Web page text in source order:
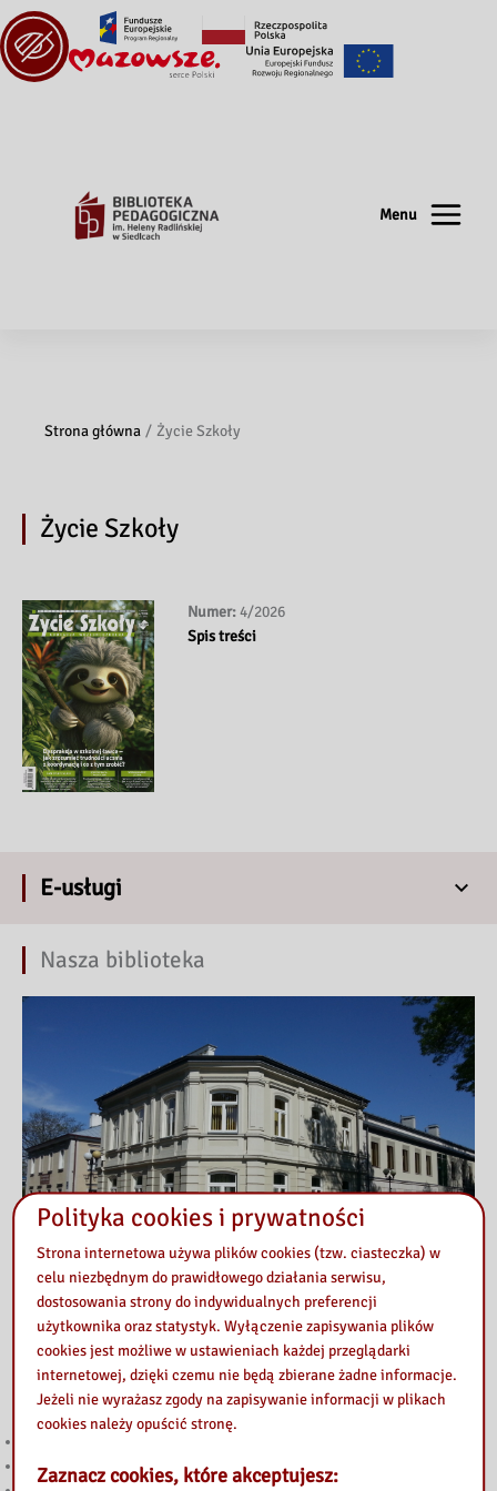
Menu
Strona główna Życie Szkoły
Życie Szkoły
Numer:4/2026
Spis treści
E-usługi
Nasza biblioteka
Przeczytaj
Głosuj w Budżecie Obywatelskim Mazowsza 2026!
Polityka cookies i prywatności
Strona internetowa używa plików cookies (tzw. ciasteczka) w
celu niezbędnym do prawidłowego działania serwisu,
dostosowania strony do indywidualnych preferencji
użytkownika oraz statystyk. Wyłączenie zapisywania plików
cookies jest możliwe w ustawieniach każdej przeglądarki
internetowej, dzięki czemu nie będą zbierane żadne informacje.
Jeżeli nie wyrażasz zgody na zapisywanie informacji w plikach
cookies należy opuścić stronę.
Zaznacz cookies, które akceptujesz: